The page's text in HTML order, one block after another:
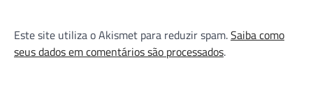
Este site utiliza o Akismet para reduzir spam.Saiba como
seus dados em comentários são processados.